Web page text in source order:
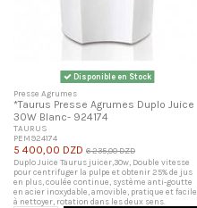
Disponible en Stock
Presse Agrumes
*Taurus Presse Agrumes Duplo Juice
30W Blanc- 924174
TAURUS
PEM924174
5 400,00 DZD 6 235,00 DZD
Duplo Juice Taurus juicer,30w, Double vitesse
pour centrifuger la pulpe et obtenir 25% de jus
en plus, coulée continue, système anti-goutte
en acier inoxydable, amovible, pratique et facile
à nettoyer, rotation dans les deux sens.